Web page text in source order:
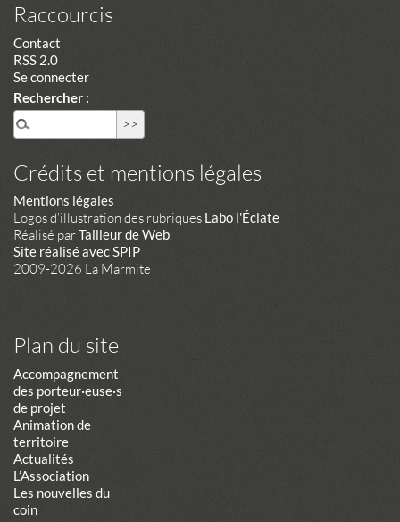
Raccourcis
Contact
RSS 2.0
Se connecter
Rechercher :
Crédits et mentions légales
Mentions légales
Logos d'illustration des rubriques Labo l'Éclate
Réalisé parTailleur de Web.
Site réalisé avec SPIP
2009-2026 La Marmite
Plan du site
Accompagnement
des porteur·euse·s
de projet
Animation de
territoire
Actualités
L’Association
Les nouvelles du
coin